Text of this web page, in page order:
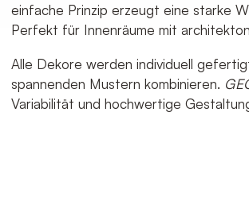
Anschließend können Sie ihre
Daten verarbeiten darf und sie anschließend
einfache Prinzip erzeugt eine starke
Perfekt für Innenräume mit
Alle Dekore werden individuell
spannenden Mustern kombinieren.
Variabilität und hochwertige